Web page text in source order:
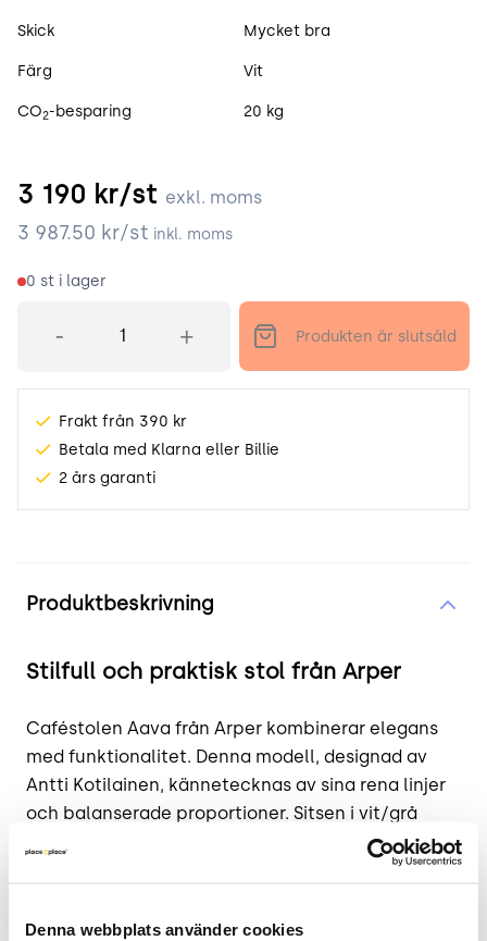
Denna webbplats använder cookies
Skick Mycket bra
Färg Vit
CO2-besparing 20 kg
3 190 kr/st exkl. moms
3 987.50 kr/st inkl. moms
0 st i lager
- + Produkten är slutsåld
Frakt från 390 kr
Betala med Klarna eller Billie
2 års garanti
Produktbeskrivning
Stilfull och praktisk stol från Arper
Caféstolen Aava från Arper kombinerar elegans
med funktionalitet. Denna modell, designad av
Antti Kotilainen, kännetecknas av sina rena linjer
och balanserade proportioner. Sitsen i vit/grå
nyans är utformad för att erbjuda både komfort
och stil, medan den kromade stålramen ger en
Produkten i korthet